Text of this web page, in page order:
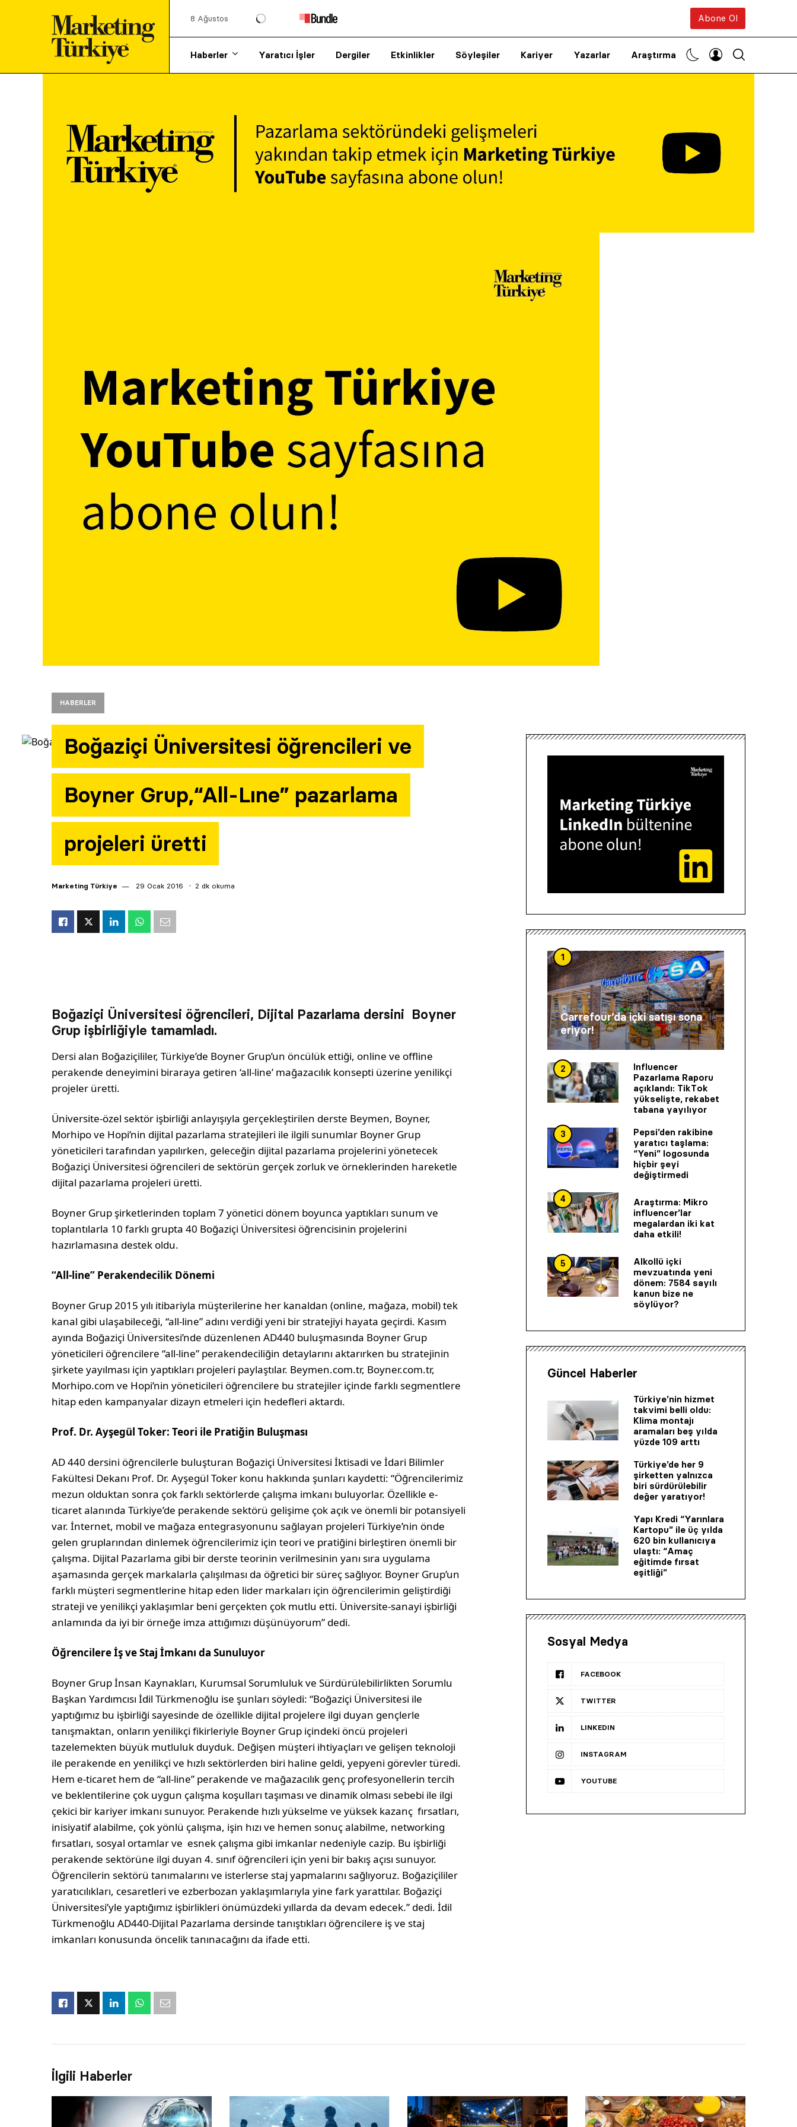
8 Ağustos Abone Ol
Haberler Yaratıcı İşler Dergiler Etkinlikler Söyleşiler Kariyer Yazarlar Araştırma
HABERLER
Boğaziçi Üniversitesi öğrencileri ve
Boyner Grup,“All-Lıne” pazarlama
projeleri üretti
Marketing Türkiye 29 Ocak 2016 2 dk okuma
Boğaziçi Üniversitesi öğrencileri, Dijital Pazarlama dersini Boyner
Grup işbirliğiyle tamamladı.
Dersi alan Boğaziçililer, Türkiye’de Boyner Grup’un öncülük ettiği, online ve offline
perakende deneyimini biraraya getiren ‘all-line’ mağazacılık konsepti üzerine yenilikçi
projeler üretti.
Üniversite-özel sektör işbirliği anlayışıyla gerçekleştirilen derste Beymen, Boyner,
Morhipo ve Hopi’nin dijital pazarlama stratejileri ile ilgili sunumlar Boyner Grup
yöneticileri tarafından yapılırken, geleceğin dijital pazarlama projelerini yönetecek
Boğaziçi Üniversitesi öğrencileri de sektörün gerçek zorluk ve örneklerinden hareketle
dijital pazarlama projeleri üretti.
Boyner Grup şirketlerinden toplam 7 yönetici dönem boyunca yaptıkları sunum ve
toplantılarla 10 farklı grupta 40 Boğaziçi Üniversitesi öğrencisinin projelerini
hazırlamasına destek oldu.
“All-line” Perakendecilik Dönemi
Boyner Grup 2015 yılı itibariyla müşterilerine her kanaldan (online, mağaza, mobil) tek
kanal gibi ulaşabileceği, “all-line” adını verdiği yeni bir stratejiyi hayata geçirdi. Kasım
ayında Boğaziçi Üniversitesi’nde düzenlenen AD440 buluşmasında Boyner Grup
yöneticileri öğrencilere “all-line” perakendeciliğin detaylarını aktarırken bu stratejinin
şirkete yayılması için yaptıkları projeleri paylaştılar. Beymen.com.tr, Boyner.com.tr,
Morhipo.com ve Hopi’nin yöneticileri öğrencilere bu stratejiler içinde farklı segmentlere
hitap eden kampanyalar dizayn etmeleri için hedefleri aktardı.
Prof. Dr. Ayşegül Toker: Teori ile Pratiğin Buluşması
AD 440 dersini öğrencilerle buluşturan Boğaziçi Üniversitesi İktisadi ve İdari Bilimler
Fakültesi Dekanı Prof. Dr. Ayşegül Toker konu hakkında şunları kaydetti: “Öğrencilerimiz
mezun olduktan sonra çok farklı sektörlerde çalışma imkanı buluyorlar. Özellikle e-
ticaret alanında Türkiye’de perakende sektörü gelişime çok açık ve önemli bir potansiyeli
var. İnternet, mobil ve mağaza entegrasyonunu sağlayan projeleri Türkiye’nin önde
gelen gruplarından dinlemek öğrencilerimiz için teori ve pratiğini birleştiren önemli bir
çalışma. Dijital Pazarlama gibi bir derste teorinin verilmesinin yanı sıra uygulama
aşamasında gerçek markalarla çalışılması da öğretici bir süreç sağlıyor. Boyner Grup’un
farklı müşteri segmentlerine hitap eden lider markaları için öğrencilerimin geliştirdiği
strateji ve yenilikçi yaklaşımlar beni gerçekten çok mutlu etti. Üniversite-sanayi işbirliği
anlamında da iyi bir örneğe imza attığımızı düşünüyorum” dedi.
Öğrencilere İş ve Staj İmkanı da Sunuluyor
Boyner Grup İnsan Kaynakları, Kurumsal Sorumluluk ve Sürdürülebilirlikten Sorumlu
Başkan Yardımcısı İdil Türkmenoğlu ise şunları söyledi: “Boğaziçi Üniversitesi ile
yaptığımız bu işbirliği sayesinde de özellikle dijital projelere ilgi duyan gençlerle
tanışmaktan, onların yenilikçi fikirleriyle Boyner Grup içindeki öncü projeleri
tazelemekten büyük mutluluk duyduk. Değişen müşteri ihtiyaçları ve gelişen teknoloji
ile perakende en yenilikçi ve hızlı sektörlerden biri haline geldi, yepyeni görevler türedi.
Hem e-ticaret hem de “all-line” perakende ve mağazacılık genç profesyonellerin tercih
ve beklentilerine çok uygun çalışma koşulları taşıması ve dinamik olması sebebi ile ilgi
çekici bir kariyer imkanı sunuyor. Perakende hızlı yükselme ve yüksek kazanç fırsatları,
inisiyatif alabilme, çok yönlü çalışma, işin hızı ve hemen sonuç alabilme, networking
fırsatları, sosyal ortamlar ve esnek çalışma gibi imkanlar nedeniyle cazip. Bu işbirliği
perakende sektörüne ilgi duyan 4. sınıf öğrencileri için yeni bir bakış açısı sunuyor.
Öğrencilerin sektörü tanımalarını ve isterlerse staj yapmalarını sağlıyoruz. Boğaziçililer
yaratıcılıkları, cesaretleri ve ezberbozan yaklaşımlarıyla yine fark yarattılar. Boğaziçi
Üniversitesi’yle yaptığımız işbirlikleri önümüzdeki yıllarda da devam edecek.” dedi. İdil
Türkmenoğlu AD440-Dijital Pazarlama dersinde tanıştıkları öğrencilere iş ve staj
imkanları konusunda öncelik tanınacağını da ifade etti.
1
Carrefour’da içki satışı sona
eriyor!
2
Influencer
Pazarlama Raporu
açıklandı: TikTok
yükselişte, rekabet
tabana yayılıyor
3
Pepsi’den rakibine
yaratıcı taşlama:
“Yeni” logosunda
hiçbir şeyi
değiştirmedi
4
Araştırma: Mikro
influencer’lar
megalardan iki kat
daha etkili!
5
Alkollü içki
mevzuatında yeni
dönem: 7584 sayılı
kanun bize ne
söylüyor?
Güncel Haberler
Türkiye’nin hizmet
takvimi belli oldu:
Klima montajı
aramaları beş yılda
yüzde 109 arttı
Türkiye’de her 9
şirketten yalnızca
biri sürdürülebilir
değer yaratıyor!
Yapı Kredi “Yarınlara
Kartopu” ile üç yılda
620 bin kullanıcıya
ulaştı: “Amaç
eğitimde fırsat
eşitliği”
Sosyal Medya
FACEBOOK
TWITTER
LINKEDIN
INSTAGRAM
YOUTUBE
İlgili Haberler